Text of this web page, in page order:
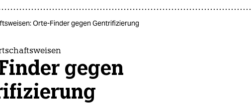
Orte-Finder gegen Gentrifizierung
gegen